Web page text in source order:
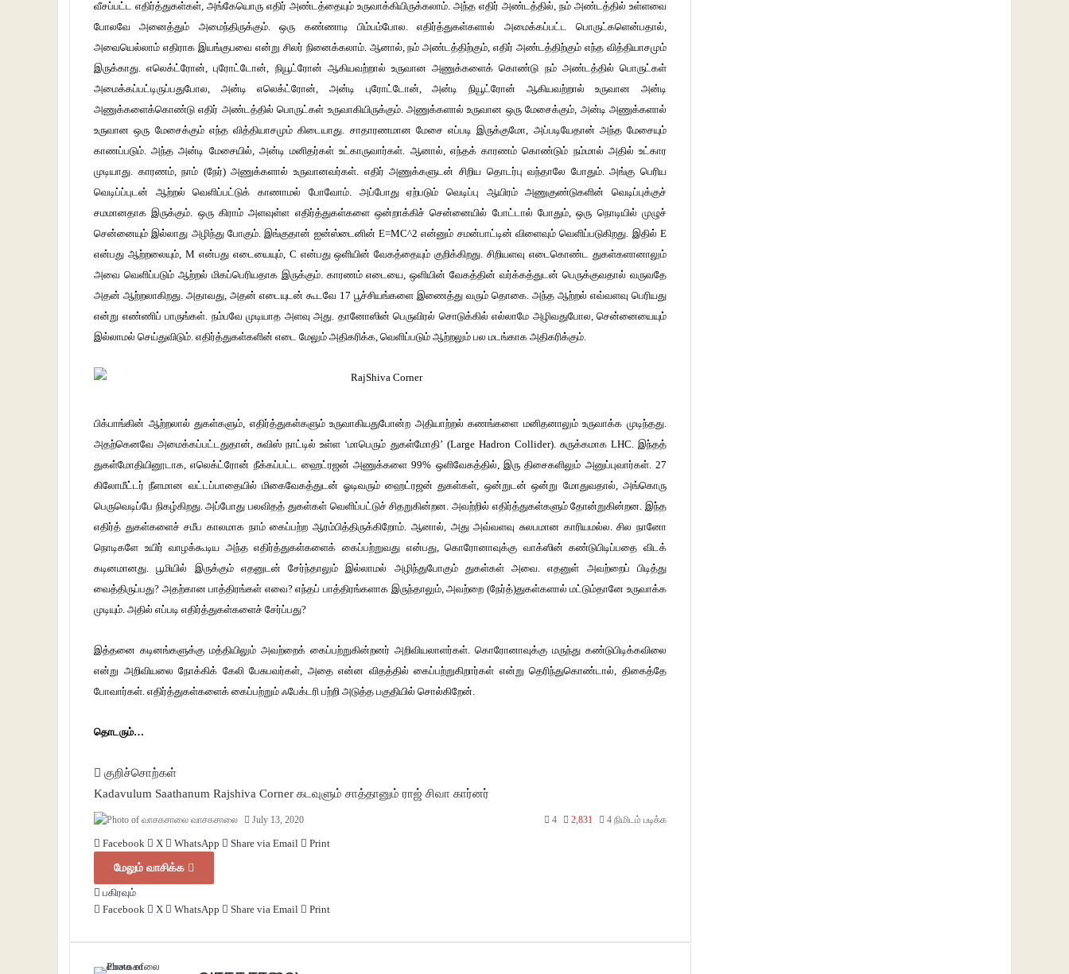
வீசப்பட்ட எதிர்த்துகள்கள், அங்கேயொரு எதிர் அண்டத்தையும் உருவாக்கியிருக்கலாம். அந்த எதிர் அண்டத்தில், நம் அண்டத்தில் உள்ளவை
போலவே அனைத்தும் அமைந்திருக்கும். ஒரு கண்ணாடி பிம்பம்போல. எதிர்த்துகள்களால் அமைக்கப்பட்ட பொருட்களென்பதால்,
அவையெல்லாம் எதிராக இயங்குபவை என்று சிலர் நினைக்கலாம். ஆனால், நம் அண்டத்திற்கும், எதிர் அண்டத்திற்கும் எந்த வித்தியாசமும்
இருக்காது. எலெக்ட்ரோன், புரோட்டோன், நியூட்ரோன் ஆகியவற்றால் உருவான அணுக்களைக் கொண்டு நம் அண்டத்தில் பொருட்கள்
அமைக்கப்பட்டிருப்பதுபோல, அன்டி எலெக்ட்ரோன், அன்டி புரோட்டோன், அன்டி நியூட்ரோன் ஆகியவற்றால் உருவான அன்டி
அணுக்களைக்கொண்டு எதிர் அண்டத்தில் பொருட்கள் உருவாகியிருக்கும். அணுக்களால் உருவான ஒரு மேசைக்கும், அன்டி அணுக்களால்
உருவான ஒரு மேசைக்கும் எந்த வித்தியாசமும் கிடையாது. சாதாரணமான மேசை எப்படி இருக்குமோ, அப்படியேதான் அந்த மேசையும்
காணப்படும். அந்த அன்டி மேசையில், அன்டி மனிதர்கள் உட்காருவார்கள். ஆனால், எந்தக் காரணம் கொண்டும் நம்மால் அதில் உட்கார
முடியாது. காரணம், நாம் (நேர்) அணுக்களால் உருவானவர்கள். எதிர் அணுக்களுடன் சிறிய தொடர்பு வந்தாலே போதும். அங்கு பெரிய
வெடிப்ப்புடன் ஆற்றல் வெளிப்பட்டுக் காணாமல் போவோம். அப்போது ஏற்படும் வெடிப்பு ஆயிரம் அணுகுண்டுகளின் வெடிப்புக்குச்
சமமானதாக இருக்கும். ஒரு கிராம் அளவுள்ள எதிர்த்துகள்களை ஒன்றாக்கிச் சென்னையில் போட்டால் போதும், ஒரு நொடியில் முழுச்
சென்னையும் இல்லாது அழிந்து போகும். இங்குதான் ஐன்ஸ்டைனின் E=MC^2 என்னும் சமன்பாட்டின் விளைவும் வெளிப்படுகிறது. இதில் E
என்பது ஆற்றலையும், M என்பது எடையையும், C என்பது ஒளியின் வேகத்தையும் குறிக்கிறது. சிறியளவு எடைகொண்ட துகள்களானாலும்
அவை வெளிப்படும் ஆற்றல் மிகப்பெரியதாக இருக்கும். காரணம் எடையை, ஒளியின் வேகத்தின் வர்க்கத்துடன் பெருக்குவதால் வருவதே
அதன் ஆற்றலாகிறது. அதாவது, அதன் எடையுடன் கூடவே 17 பூச்சியங்களை இணைத்து வரும் தொகை. அந்த ஆற்றல் எவ்வளவு பெரியது
என்று எண்ணிப் பாருங்கள். நம்பவே முடியாத அளவு அது. தானோஸின் பெருவிரல் சொடுக்கில் எல்லாமே அழிவதுபோல, சென்னையையும்
இல்லாமல் செய்துவிடும். எதிர்த்துகள்களின் எடை மேலும் அதிகரிக்க, வெளிப்படும் ஆற்றலும் பல மடங்காக அதிகரிக்கும்.
பிக்பாங்கின் ஆற்றலால் துகள்களும், எதிர்த்துகள்களும் உருவாகியதுபோன்ற அதியாற்றல் கணங்களை மனிதனாலும் உருவாக்க முடிந்தது.
அதற்கெனவே அமைக்கப்பட்டதுதான், சுவிஸ் நாட்டில் உள்ள ‘மாபெரும் துகள்மோதி’ (Large Hadron Collider). சுருக்கமாக LHC. இந்தத்
துகள்மோதியினூடாக, எலெக்ட்ரோன் நீக்கப்பட்ட ஹைட்ரஜன் அணுக்களை 99% ஒளிவேகத்தில், இரு திசைகளிலும் அனுப்புவார்கள். 27
கிலோமீட்டர் நீளமான வட்டப்பாதையில் மிகைவேகத்துடன் ஓடிவரும் ஹைட்ரஜன் துகள்கள், ஒன்றுடன் ஒன்று மோதுவதால், அங்கொரு
பெருவெடிப்பே நிகழ்கிறது. அப்போது பலவிதத் துகள்கள் வெளிப்பட்டுச் சிதறுகின்றன. அவற்றில் எதிர்த்துகள்களும் தோன்றுகின்றன. இந்த
எதிர்த் துகள்களைச் சமீப காலமாக நாம் கைப்பற்ற ஆரம்பித்திருக்கிறோம். ஆனால், அது அவ்வளவு சுலபமான காரியமல்ல. சில நானோ
நொடிகளே உயிர் வாழக்கூடிய அந்த எதிர்த்துகள்களைக் கைப்பற்றுவது என்பது, கொரோனாவுக்கு வாக்ஸின் கண்டுபிடிப்பதை விடக்
கடினமானது. பூமியில் இருக்கும் எதனுடன் சேர்ந்தாலும் இல்லாமல் அழிந்துபோகும் துகள்கள் அவை. எதனுள் அவற்றைப் பிடித்து
வைத்திருப்பது? அதற்கான பாத்திரங்கள் எவை? எந்தப் பாத்திரங்களாக இருந்தாலும், அவற்றை (நேர்த்)துகள்களால் மட்டும்தானே உருவாக்க
முடியும். அதில் எப்படி எதிர்த்துகள்களைச் சேர்ப்பது?
இத்தனை கடினங்களுக்கு மத்தியிலும் அவற்றைக் கைப்பற்றுகின்றனர் அறிவியலாளர்கள். கொரோனாவுக்கு மருந்து கண்டுபிடிக்கவிலை
என்று அறிவியலை நோக்கிக் கேலி பேசுபவர்கள், அதை என்ன விதத்தில் கைப்பற்றுகிறார்கள் என்று தெரிந்துகொண்டால், திகைத்தே
போவார்கள். எதிர்த்துகள்களைக் கைப்பற்றும் ஃபேக்டரி பற்றி அடுத்த பகுதியில் சொல்கிறேன்.
தொடரும்…
குறிச்சொற்கள்
Kadavulum Saathanum Rajshiva Corner கடவுளும் சாத்தானும் ராஜ் சிவா கார்னர்
வாசகசாலை July 13, 2020 4 2,831 4 நிமிடம் படிக்க
Facebook X WhatsApp Share via Email Print
மேலும் வாசிக்க
பகிரவும்
Facebook
X WhatsApp Share via Email Print